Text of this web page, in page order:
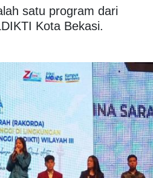
satu program dari
Kota Bekasi.